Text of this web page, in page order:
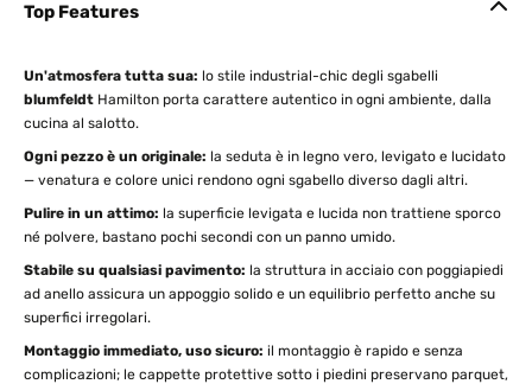
Top Features
Un'atmosfera tutta sua: lo stile industrial-chic degli sgabelli
blumfeldt Hamilton porta carattere autentico in ogni ambiente, dalla
cucina al salotto.
Ogni pezzo è un originale: la seduta è in legno vero, levigato e lucidato
— venatura e colore unici rendono ogni sgabello diverso dagli altri.
Pulire in un attimo: la superficie levigata e lucida non trattiene sporco
né polvere, bastano pochi secondi con un panno umido.
Stabile su qualsiasi pavimento: la struttura in acciaio con poggiapiedi
ad anello assicura un appoggio solido e un equilibrio perfetto anche su
superfici irregolari.
Montaggio immediato, uso sicuro: il montaggio è rapido e senza
complicazioni; le cappette protettive sotto i piedini preservano parquet,